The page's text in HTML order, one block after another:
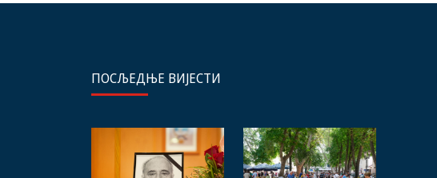
ПОСЉЕДЊЕ ВИЈЕСТИ